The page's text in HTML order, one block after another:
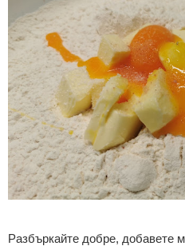
Разбъркайте добре, добавете